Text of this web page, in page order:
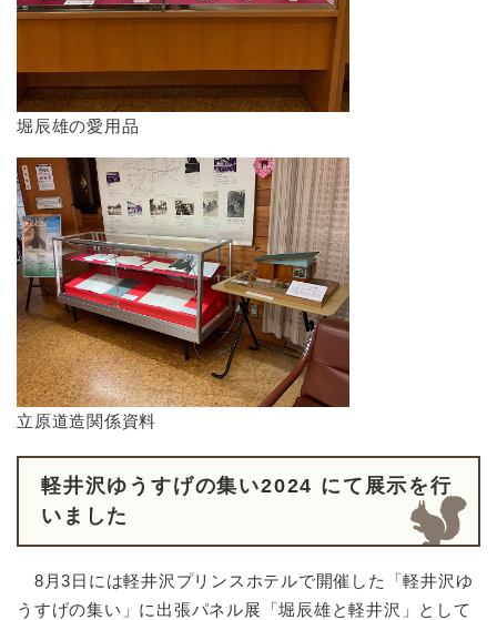
堀辰雄の愛用品
立原道造関係資料
軽井沢ゆうすげの集い2024 にて展示を行
いました
8月3日には軽井沢プリンスホテルで開催した「軽井沢ゆ
うすげの集い」に出張パネル展「堀辰雄と軽井沢」として